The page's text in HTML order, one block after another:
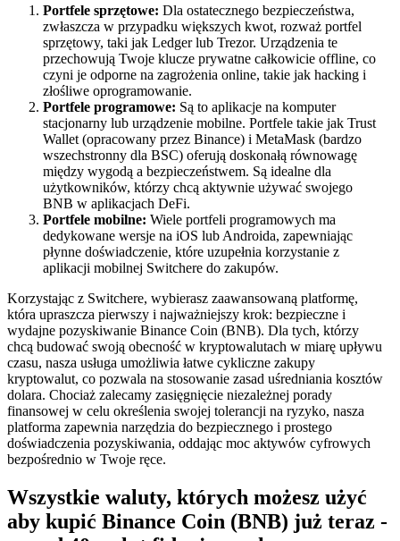
Portfele sprzętowe: Dla ostatecznego bezpieczeństwa,
zwłaszcza w przypadku większych kwot, rozważ portfel
sprzętowy, taki jak Ledger lub Trezor. Urządzenia te
przechowują Twoje klucze prywatne całkowicie offline, co
czyni je odporne na zagrożenia online, takie jak hacking i
złośliwe oprogramowanie.
Portfele programowe: Są to aplikacje na komputer
stacjonarny lub urządzenie mobilne. Portfele takie jak Trust
Wallet (opracowany przez Binance) i MetaMask (bardzo
wszechstronny dla BSC) oferują doskonałą równowagę
między wygodą a bezpieczeństwem. Są idealne dla
użytkowników, którzy chcą aktywnie używać swojego
BNB w aplikacjach DeFi.
Portfele mobilne: Wiele portfeli programowych ma
dedykowane wersje na iOS lub Androida, zapewniając
płynne doświadczenie, które uzupełnia korzystanie z
aplikacji mobilnej Switchere do zakupów.
Korzystając z Switchere, wybierasz zaawansowaną platformę,
która upraszcza pierwszy i najważniejszy krok: bezpieczne i
wydajne pozyskiwanie Binance Coin (BNB). Dla tych, którzy
chcą budować swoją obecność w kryptowalutach w miarę upływu
czasu, nasza usługa umożliwia łatwe cykliczne zakupy
kryptowalut, co pozwala na stosowanie zasad uśredniania kosztów
dolara. Chociaż zalecamy zasięgnięcie niezależnej porady
finansowej w celu określenia swojej tolerancji na ryzyko, nasza
platforma zapewnia narzędzia do bezpiecznego i prostego
doświadczenia pozyskiwania, oddając moc aktywów cyfrowych
bezpośrednio w Twoje ręce.
Wszystkie waluty, których możesz użyć
aby kupić Binance Coin (BNB) już teraz -